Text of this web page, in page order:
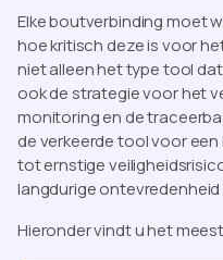
Elke boutverbinding moet
hoe kritisch deze is voor
niet alleen het type tool
ook de strategie voor het
monitoring en de
de verkeerde tool voor
tot ernstige
langdurige ontevredenheid
Hieronder vindt u het